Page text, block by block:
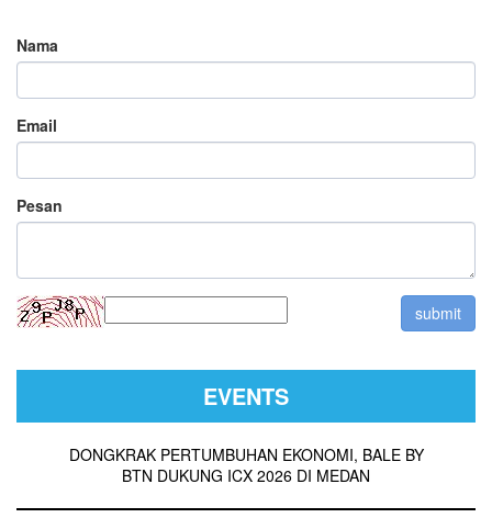
Nama
Email
Pesan
EVENTS
DONGKRAK PERTUMBUHAN EKONOMI, BALE BY
BTN DUKUNG ICX 2026 DI MEDAN